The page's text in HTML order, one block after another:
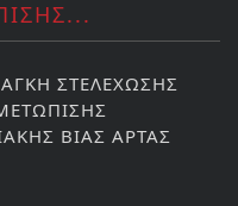
ΣΤΕΛΕΧΩΣΗΣ
ΒΙΑΣ ΑΡΤΑΣ